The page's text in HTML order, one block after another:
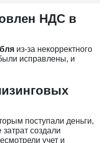
НДС в
из-за некорректного
исправлены, и
поступали деньги,
создали
учет и